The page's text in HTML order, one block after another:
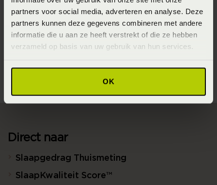
partners voor social media, adverteren en analyse. Deze
partners kunnen deze gegevens combineren met andere
informatie die u aan ze heeft verstrekt of die ze hebben
verzameld op basis van uw gebruik van hun services.
OK
winkel. Wil je het product in de winkel bekijken? Informeer
dan eerst naar de beschikbaarheid.
Specifiek materiaal tijk
Direct naar
Slaapgedrag Thuismeting
SlaapKwaliteit Score™